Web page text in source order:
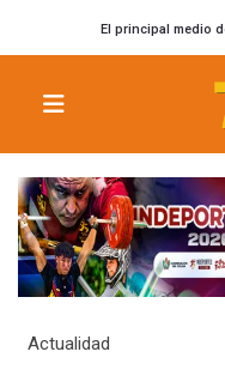
El principal medio
Actualidad